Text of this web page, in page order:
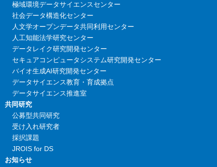
極域環境データサイエンスセンター
社会データ構造化センター
人文学オープンデータ共同利用センター
人工知能法学研究センター
データレイク研究開発センター
セキュアコンピュータシステム研究開発センター
バイオ生成AI研究開発センター
データサイエンス教育・育成拠点
データサイエンス推進室
共同研究
公募型共同研究
受け入れ研究者
採択課題
JROIS for DS
お知らせ